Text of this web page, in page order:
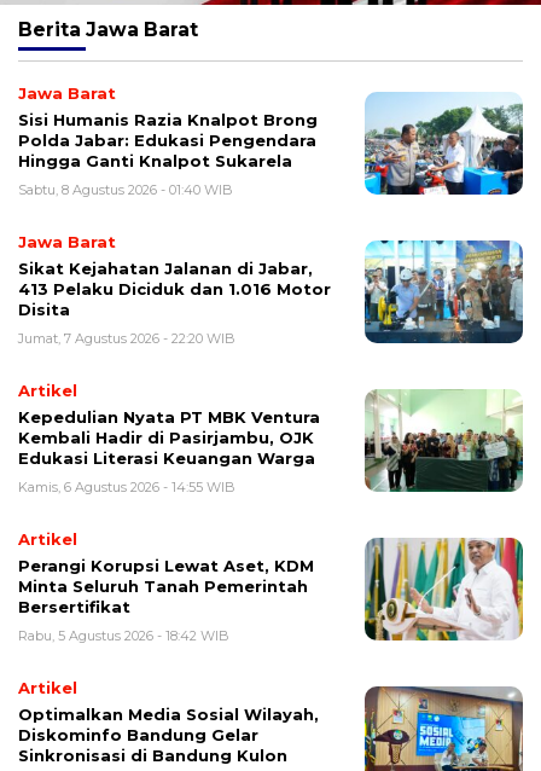
Berita Jawa Barat
Jawa Barat
Sisi Humanis Razia Knalpot Brong
Polda Jabar: Edukasi Pengendara
Hingga Ganti Knalpot Sukarela
Sabtu, 8 Agustus 2026 - 01:40 WIB
Jawa Barat
Sikat Kejahatan Jalanan di Jabar,
413 Pelaku Diciduk dan 1.016 Motor
Disita ‎
Jumat, 7 Agustus 2026 - 22:20 WIB
Artikel
Kepedulian Nyata PT MBK Ventura
Kembali Hadir di Pasirjambu, OJK
Edukasi Literasi Keuangan Warga
Kamis, 6 Agustus 2026 - 14:55 WIB
Artikel
Perangi Korupsi Lewat Aset, KDM
Minta Seluruh Tanah Pemerintah
Bersertifikat
Rabu, 5 Agustus 2026 - 18:42 WIB
Artikel
Optimalkan Media Sosial Wilayah,
Diskominfo Bandung Gelar
Sinkronisasi di Bandung Kulon